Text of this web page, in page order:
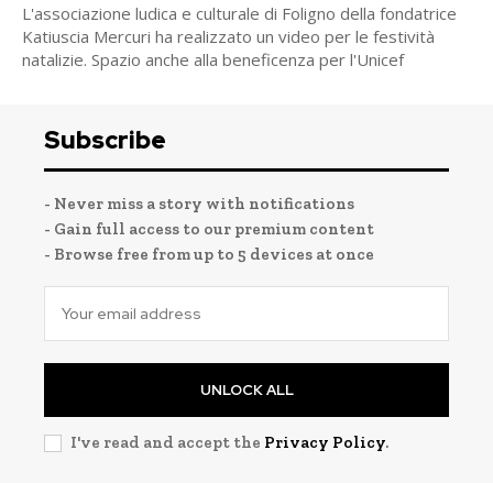
L'associazione ludica e culturale di Foligno della fondatrice
Katiuscia Mercuri ha realizzato un video per le festività
natalizie. Spazio anche alla beneficenza per l'Unicef
Subscribe
- Never miss a story with notifications
- Gain full access to our premium content
- Browse free from up to 5 devices at once
UNLOCK ALL
I've read and accept the Privacy Policy.